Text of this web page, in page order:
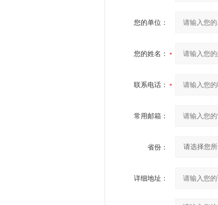
您的单位：
您的姓名：
联系电话：
常用邮箱：
省份：
详细地址：